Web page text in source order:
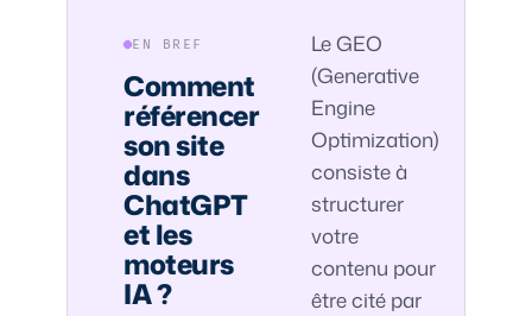
EN BREF
Comment
référencer
son site
dans
ChatGPT
et les
moteurs
IA ?
Le GEO
(Generative
Engine
Optimization)
consiste à
structurer
votre
contenu pour
être cité par